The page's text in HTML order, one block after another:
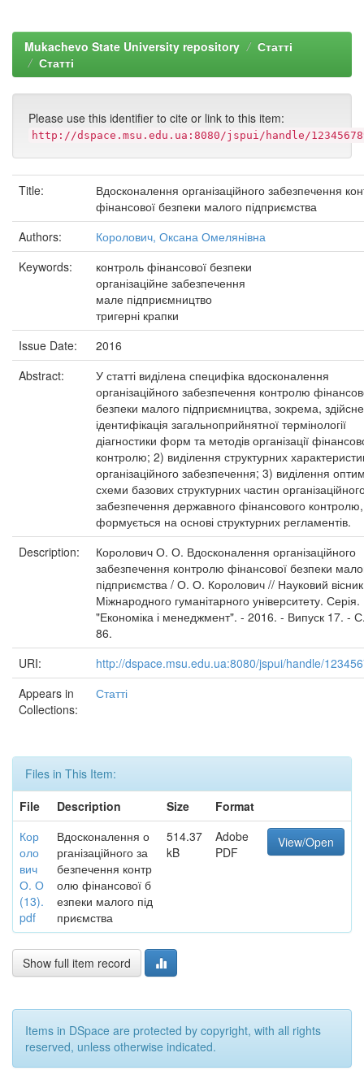
Mukachevo State University repository
Статті
Статті
Please use this identifier to cite or link to this item:
http://dspace.msu.edu.ua:8080/jspui/handle/
Title:
Вдосконалення організаційного забезпечення
фінансової безпеки малого підприємства
Authors:
Королович, Оксана Омелянівна
Keywords:
контроль фінансової безпеки
організаційне забезпечення
мале підприємництво
тригерні крапки
Issue Date:
2016
Abstract:
У статті виділена специфіка вдосконалення
організаційного забезпечення контролю
безпеки малого підприємництва, зокрема,
ідентифікація загальноприйнятної термінології
діагностики форм та методів організації
контролю; 2) виділення структурних
організаційного забезпечення; 3) виділення
схеми базових структурних частин
забезпечення державного фінансового
формується на основі структурних регламентів.
Description:
Королович О. О. Вдосконалення організаційного
забезпечення контролю фінансової безпеки
підприємства / О. О. Королович // Науковий вісник
Міжнародного гуманітарного університету. Серія.
"Економіка і менеджмент". - 2016. - Випуск 17. -
86.
URI:
http://dspace.msu.edu.ua:8080/jspui/handle/
Appears in
Collections:
Статті
Files in This Item:
File
Description Size
Format
Кор
оло
вич
О. О
(13).
pdf
Вдосконалення о
рганізаційного за
безпечення контр
олю фінансової б
езпеки малого під
приємства
514.37
kB
Adobe
PDF
View/Open
Show full item record
Items in DSpace are protected by copyright, with all rights
reserved, unless otherwise indicated.